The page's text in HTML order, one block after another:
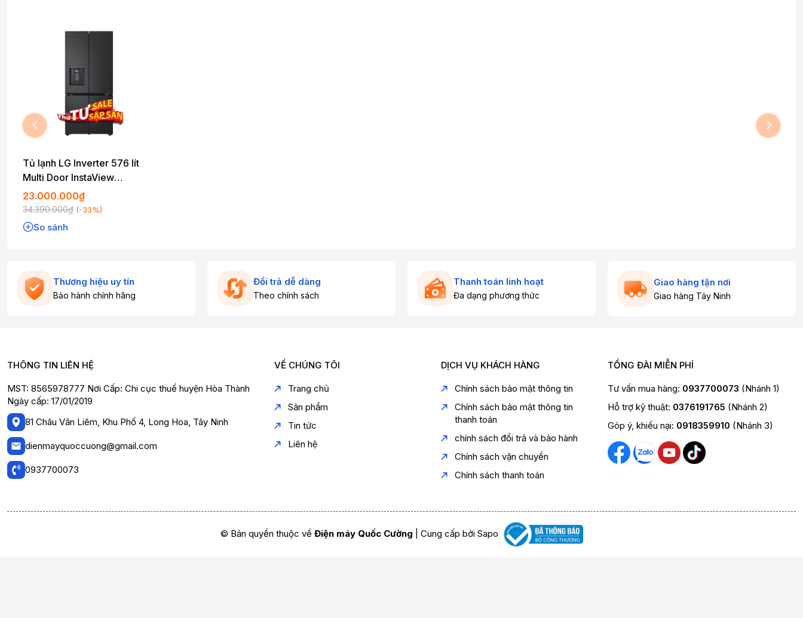
Tủ lạnh LG Inverter 576 lít
Multi Door InstaView
LFD58BLMAI
23.000.000₫
34.390.000₫ (-33%)
So sánh
Thương hiệu uy tín
Bảo hành chính hãng
Đổi trả dễ dàng
Theo chính sách
Thanh toán linh hoạt
Đa dạng phương thức
Giao hàng tận nơi
Giao hàng Tây Ninh
THÔNG TIN LIÊN HỆ
MST: 8565978777 Nơi Cấp: Chi cục thuế huyện Hòa Thành
Ngày cấp: 17/01/2019
81 Châu Văn Liêm, Khu Phố 4, Long Hoa, Tây Ninh
dienmayquoccuong@gmail.com
0937700073
VỀ CHÚNG TÔI
Trang chủ
Sản phẩm
Tin tức
Liên hệ
DỊCH VỤ KHÁCH HÀNG
Chính sách bảo mật thông tin
Chính sách bảo mật thông tin
thanh toán
chính sách đổi trả và bảo hành
Chính sách vận chuyển
Chính sách thanh toán
TỔNG ĐÀI MIỄN PHÍ
Tư vấn mua hàng: 0937700073 (Nhánh 1)
Hỗ trợ kỹ thuật: 0376191765 (Nhánh 2)
Góp ý, khiếu nại: 0918359910 (Nhánh 3)
© Bản quyền thuộc về Điện máy Quốc Cường Cung cấp bởi Sapo